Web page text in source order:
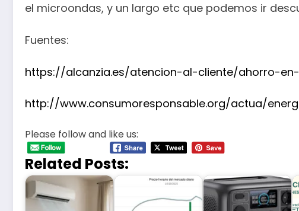
el microondas, y un largo etc que podemos ir
Fuentes:
https://alcanzia.es/atencion-al-cliente/ahorro-
http://www.consumoresponsable.org/actua/
Please follow and like us:
Related Posts: